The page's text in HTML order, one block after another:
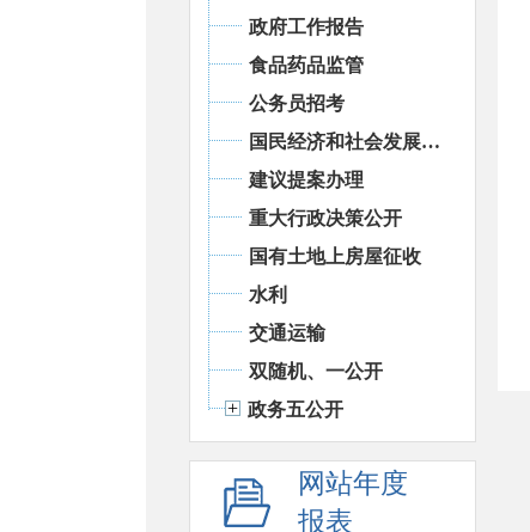
政府工作报告
食品药品监管
公务员招考
国民经济和社会发展统计信息
建议提案办理
重大行政决策公开
国有土地上房屋征收
水利
交通运输
双随机、一公开
政务五公开
网站年度
报表